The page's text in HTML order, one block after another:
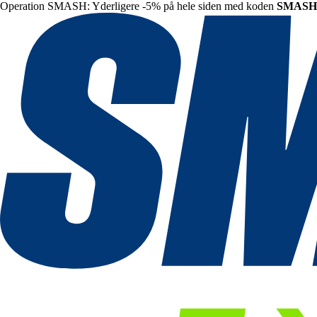
Operation SMASH: Yderligere -5% på hele siden med koden